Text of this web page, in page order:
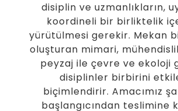
disiplin ve uzmanlıkların,
koordineli bir birliktelik
yürütülmesi gerekir. Mekan
oluşturan mimari,
peyzaj ile çevre ve ekoloji
disiplinler birbirini
biçimlendirir. Amacımız
başlangıcından teslimine